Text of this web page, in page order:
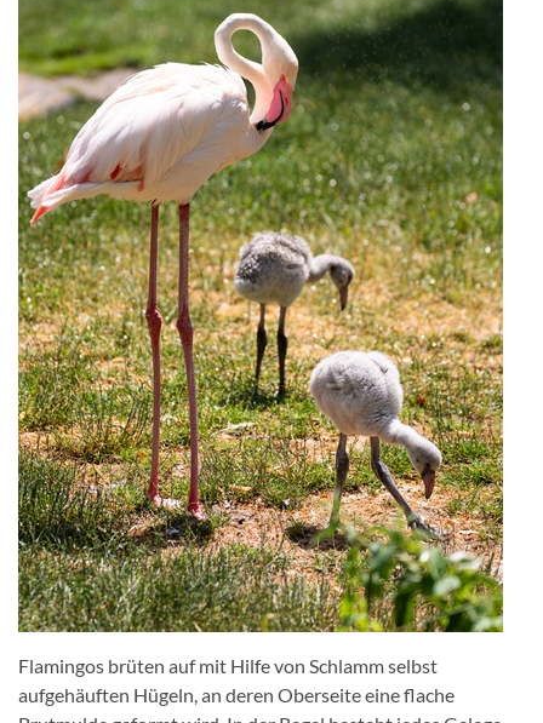
Flamingos brüten auf mit Hilfe von Schlamm selbst
aufgehäuften Hügeln, an deren Oberseite eine flache